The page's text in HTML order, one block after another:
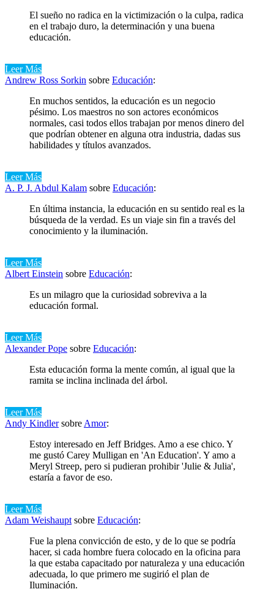
El sueño no radica en la victimización o la culpa, radica
en el trabajo duro, la determinación y una buena
educación.
Leer Más
Andrew Ross Sorkin sobre Educación:
En muchos sentidos, la educación es un negocio
pésimo. Los maestros no son actores económicos
normales, casi todos ellos trabajan por menos dinero del
que podrían obtener en alguna otra industria, dadas sus
habilidades y títulos avanzados.
Leer Más
A. P. J. Abdul Kalam sobre Educación:
En última instancia, la educación en su sentido real es la
búsqueda de la verdad. Es un viaje sin fin a través del
conocimiento y la iluminación.
Leer Más
Albert Einstein sobre Educación:
Es un milagro que la curiosidad sobreviva a la
educación formal.
Leer Más
Alexander Pope sobre Educación:
Esta educación forma la mente común, al igual que la
ramita se inclina inclinada del árbol.
Leer Más
Andy Kindlersobre Amor:
Estoy interesado en Jeff Bridges. Amo a ese chico. Y
me gustó Carey Mulligan en 'An Education'. Y amo a
Meryl Streep, pero si pudieran prohibir 'Julie & Julia',
estaría a favor de eso.
Leer Más
Adam Weishaupt sobre Educación:
Fue la plena convicción de esto, y de lo que se podría
hacer, si cada hombre fuera colocado en la oficina para
la que estaba capacitado por naturaleza y una educación
adecuada, lo que primero me sugirió el plan de
Iluminación.